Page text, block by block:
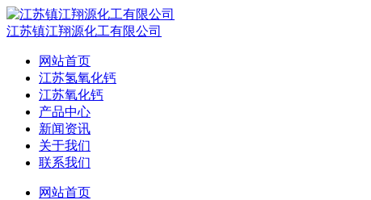
江苏镇江翔源化工有限公司
网站首页
江苏氢氧化钙
江苏氧化钙
产品中心
新闻资讯
关于我们
联系我们
网站首页